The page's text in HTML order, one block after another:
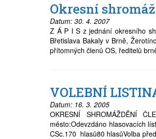
Okresní
Datum: 30. 4. 2007
Z Á P I S z jednání okresního
Břetislava Bakaly v Brně,
přítomných členů OS, ředitelů
VOLEBNÍ
Datum: 16. 3. 2005
OKRESNÍ SHROMÁŽDĚNÍ
město:Odevzdáno hlasovacích
CSc.170 hlasů80 hlasůVolba